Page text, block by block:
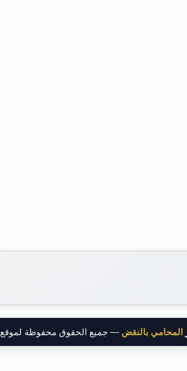
المحامي بالنقض — جميع الحقوق محفوظة لموقع azizavocate.com.